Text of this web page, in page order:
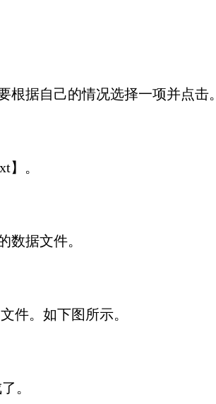
据自己的情况选择一项并点击。
】。
数据文件。
件。如下图所示。
。